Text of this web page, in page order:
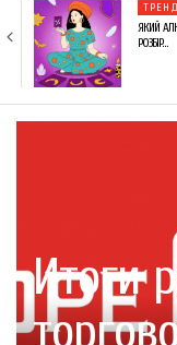
ФРАНЧАЙЗИНГ
КНИГИ
ЯКИЙ
РОЗБІР…
Итоги